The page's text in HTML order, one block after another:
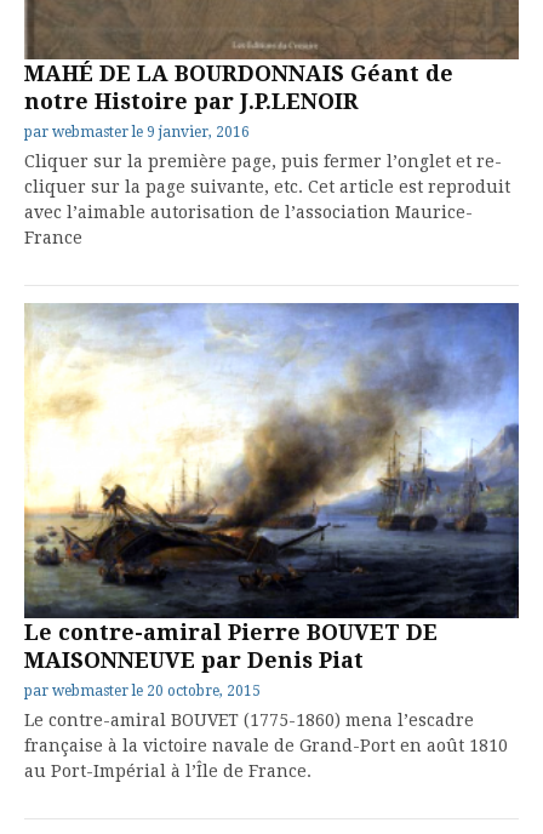
MAHÉ DE LA BOURDONNAIS Géant de
notre Histoire par J.P.LENOIR
par webmaster le 9 janvier, 2016
Cliquer sur la première page, puis fermer l’onglet et re-
cliquer sur la page suivante, etc. Cet article est reproduit
avec l’aimable autorisation de l’association Maurice-
France
Le contre-amiral Pierre BOUVET DE
MAISONNEUVE par Denis Piat
par webmaster le 20 octobre, 2015
Le contre-amiral BOUVET (1775-1860) mena l’escadre
française à la victoire navale de Grand-Port en août 1810
au Port-Impérial à l’Île de France.